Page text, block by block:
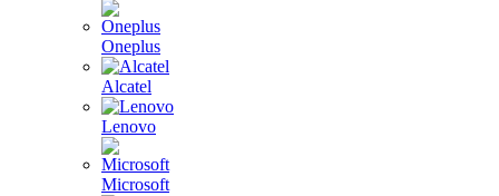
Oneplus
Alcatel
Lenovo
Microsoft